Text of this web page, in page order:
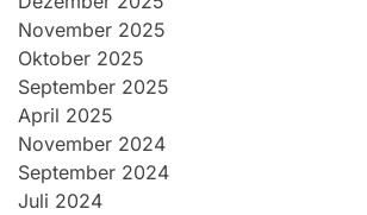
November 2025
Oktober 2025
September 2025
April 2025
November 2024
September 2024
Juli 2024